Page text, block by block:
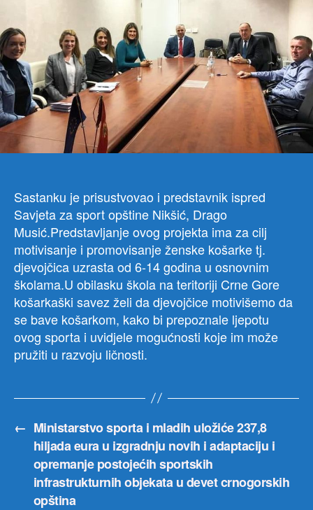
za
su
Sastanku je prisustvovao i predstavnik ispred
Savjeta za sport opštine Nikšić, Drago
Musić.Predstavljanje ovog projekta ima za cilj
motivisanje i promovisanje ženske košarke tj.
djevojčica uzrasta od 6-14 godina u osnovnim
školama.U obilasku škola na teritoriji Crne Gore
košarkaški savez želi da djevojčice motivišemo da
se bave košarkom, kako bi prepoznale ljepotu
ovog sporta i uvidjele mogućnosti koje im može
pružiti u razvoju ličnosti.
← Ministarstvo sporta i mladih uložiće 237,8
hiljada eura u izgradnju novih i adaptaciju i
opremanje postojećih sportskih
infrastrukturnih objekata u devet crnogorskih
opština